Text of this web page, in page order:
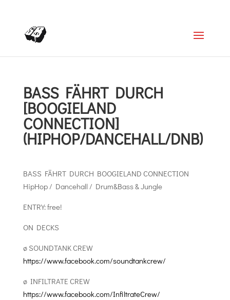
BASS FÄHRT DURCH
[BOOGIELAND
CONNECTION]
(HIPHOP/DANCEHALL/DNB)
BASS FÄHRT DURCH BOOGIELAND CONNECTION
HipHop / Dancehall / Drum&Bass & Jungle
ENTRY: free!
ON DECKS
ø SOUNDTANK CREW
https://www.facebook.com/soundtankcrew/
ø INFILTRATE CREW
https://www.facebook.com/InfiltrateCrew/